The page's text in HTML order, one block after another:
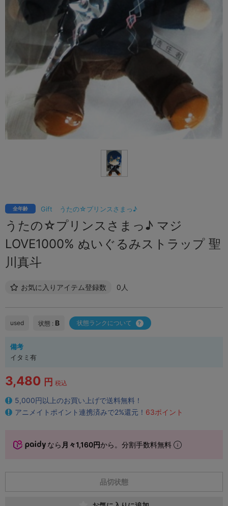
Gift うたの☆プリンスさまっ♪
全年齢
うたの☆プリンスさまっ♪ マジ
LOVE1000% ぬいぐるみストラップ 聖
川真斗
お気に入りアイテム登録数 0人
used 状態 : B 状態ランクについて
備考
イタミ有
3,480 円 税込
5,000円以上のお買い上げで送料無料！
アニメイトポイント連携済みで2%還元！ 63ポイント
なら 月々1,160円から。分割手数料無料
品切状態